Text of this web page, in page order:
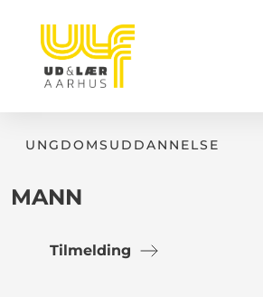
UNGDOMSUDDANNELSE
MANN
Tilmelding